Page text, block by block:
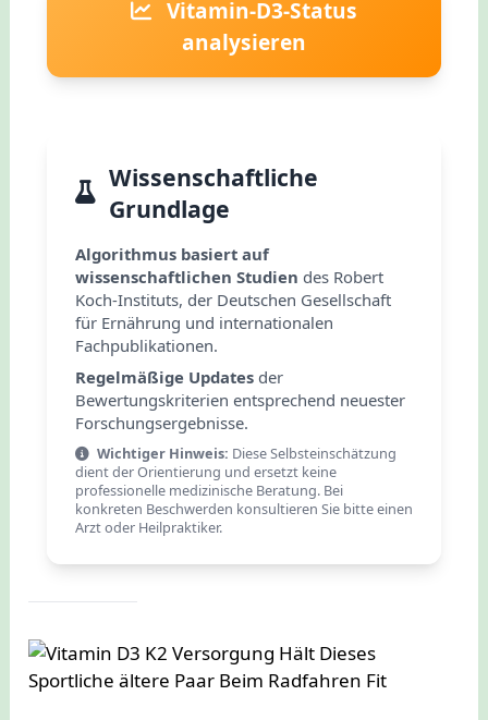
analysieren
Wissenschaftliche
Grundlage
Algorithmus basiert auf
wissenschaftlichen Studien des Robert
Koch-Instituts, der Deutschen Gesellschaft
für Ernährung und internationalen
Fachpublikationen.
Regelmäßige Updatesder
Bewertungskriterien entsprechend neuester
Forschungsergebnisse.
Wichtiger Hinweis: Diese Selbsteinschätzung
dient der Orientierung und ersetzt keine
professionelle medizinische Beratung. Bei
konkreten Beschwerden konsultieren Sie bitte einen
Arzt oder Heilpraktiker.